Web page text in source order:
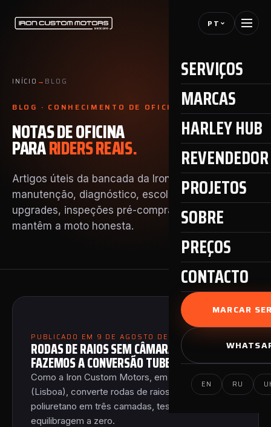
PT
SERVIÇOS
MARCAS
HARLEY HUB
PROJETOS
SOBRE
PREÇOS
CONTACTO
MARCAR
EN RU
INÍCIO → BLOG
BLOG · CONHECIMENTO DE OFICINA
NOTAS DE OFICINA
PARARIDERS REAIS.
Artigos úteis da bancada da Iron Custom Motors:
manutenção, diagnóstico, escolha de peças,
upgrades, inspeções pré-compra e detalhes que
mantêm a moto honesta.
PUBLICADO EM 9 DE AGOSTO DE 2026
RODAS DE RAIOS SEM CÂMARA DE AR: COMO
FAZEMOS A CONVERSÃO TUBELESS
Como a Iron Custom Motors, em Cascais
(Lisboa), converte rodas de raios para tubeless:
poliuretano em três camadas, teste de fugas e
equilibragem a zero.